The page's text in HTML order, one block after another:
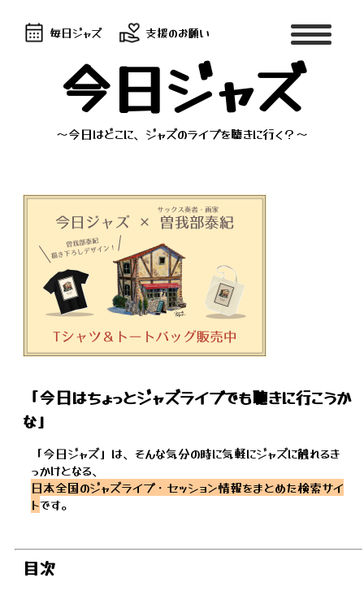
毎日ジャズ 支援のお願い
今日ジャズ
～今日はどこに、ジャズのライブを聴きに行く？～
「今日はちょっとジャズライブでも聴きに行こうか
な」
「今日ジャズ」は、そんな気分の時に気軽にジャズに触れるき
っかけとなる、
日本全国のジャズライブ・セッション情報をまとめた検索サイ
トです。
目次